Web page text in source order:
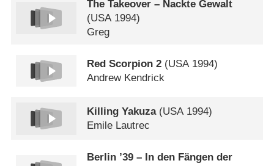
The Takeover – Nackte Gewalt
(USA1994)
Greg
Red Scorpion 2 (USA1994)
Andrew Kendrick
Killing Yakuza(USA1994)
Emile Lautrec
Berlin ’39 – In den Fängen der